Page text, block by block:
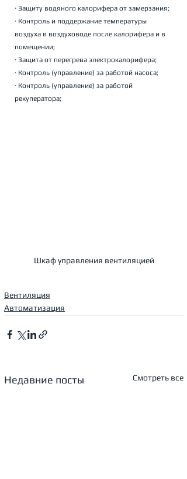
· Защиту водяного калорифера от замерзания;
· Контроль и поддержание температуры
воздуха в воздуховоде после калорифера и в
помещении;
· Защита от перегрева электрокалорифера;
· Контроль (управление) за работой насоса;
· Контроль (управление) за работой
рекуператора;
Шкаф управления вентиляцией
Вентиляция
Автоматизация
Недавние посты Смотреть все